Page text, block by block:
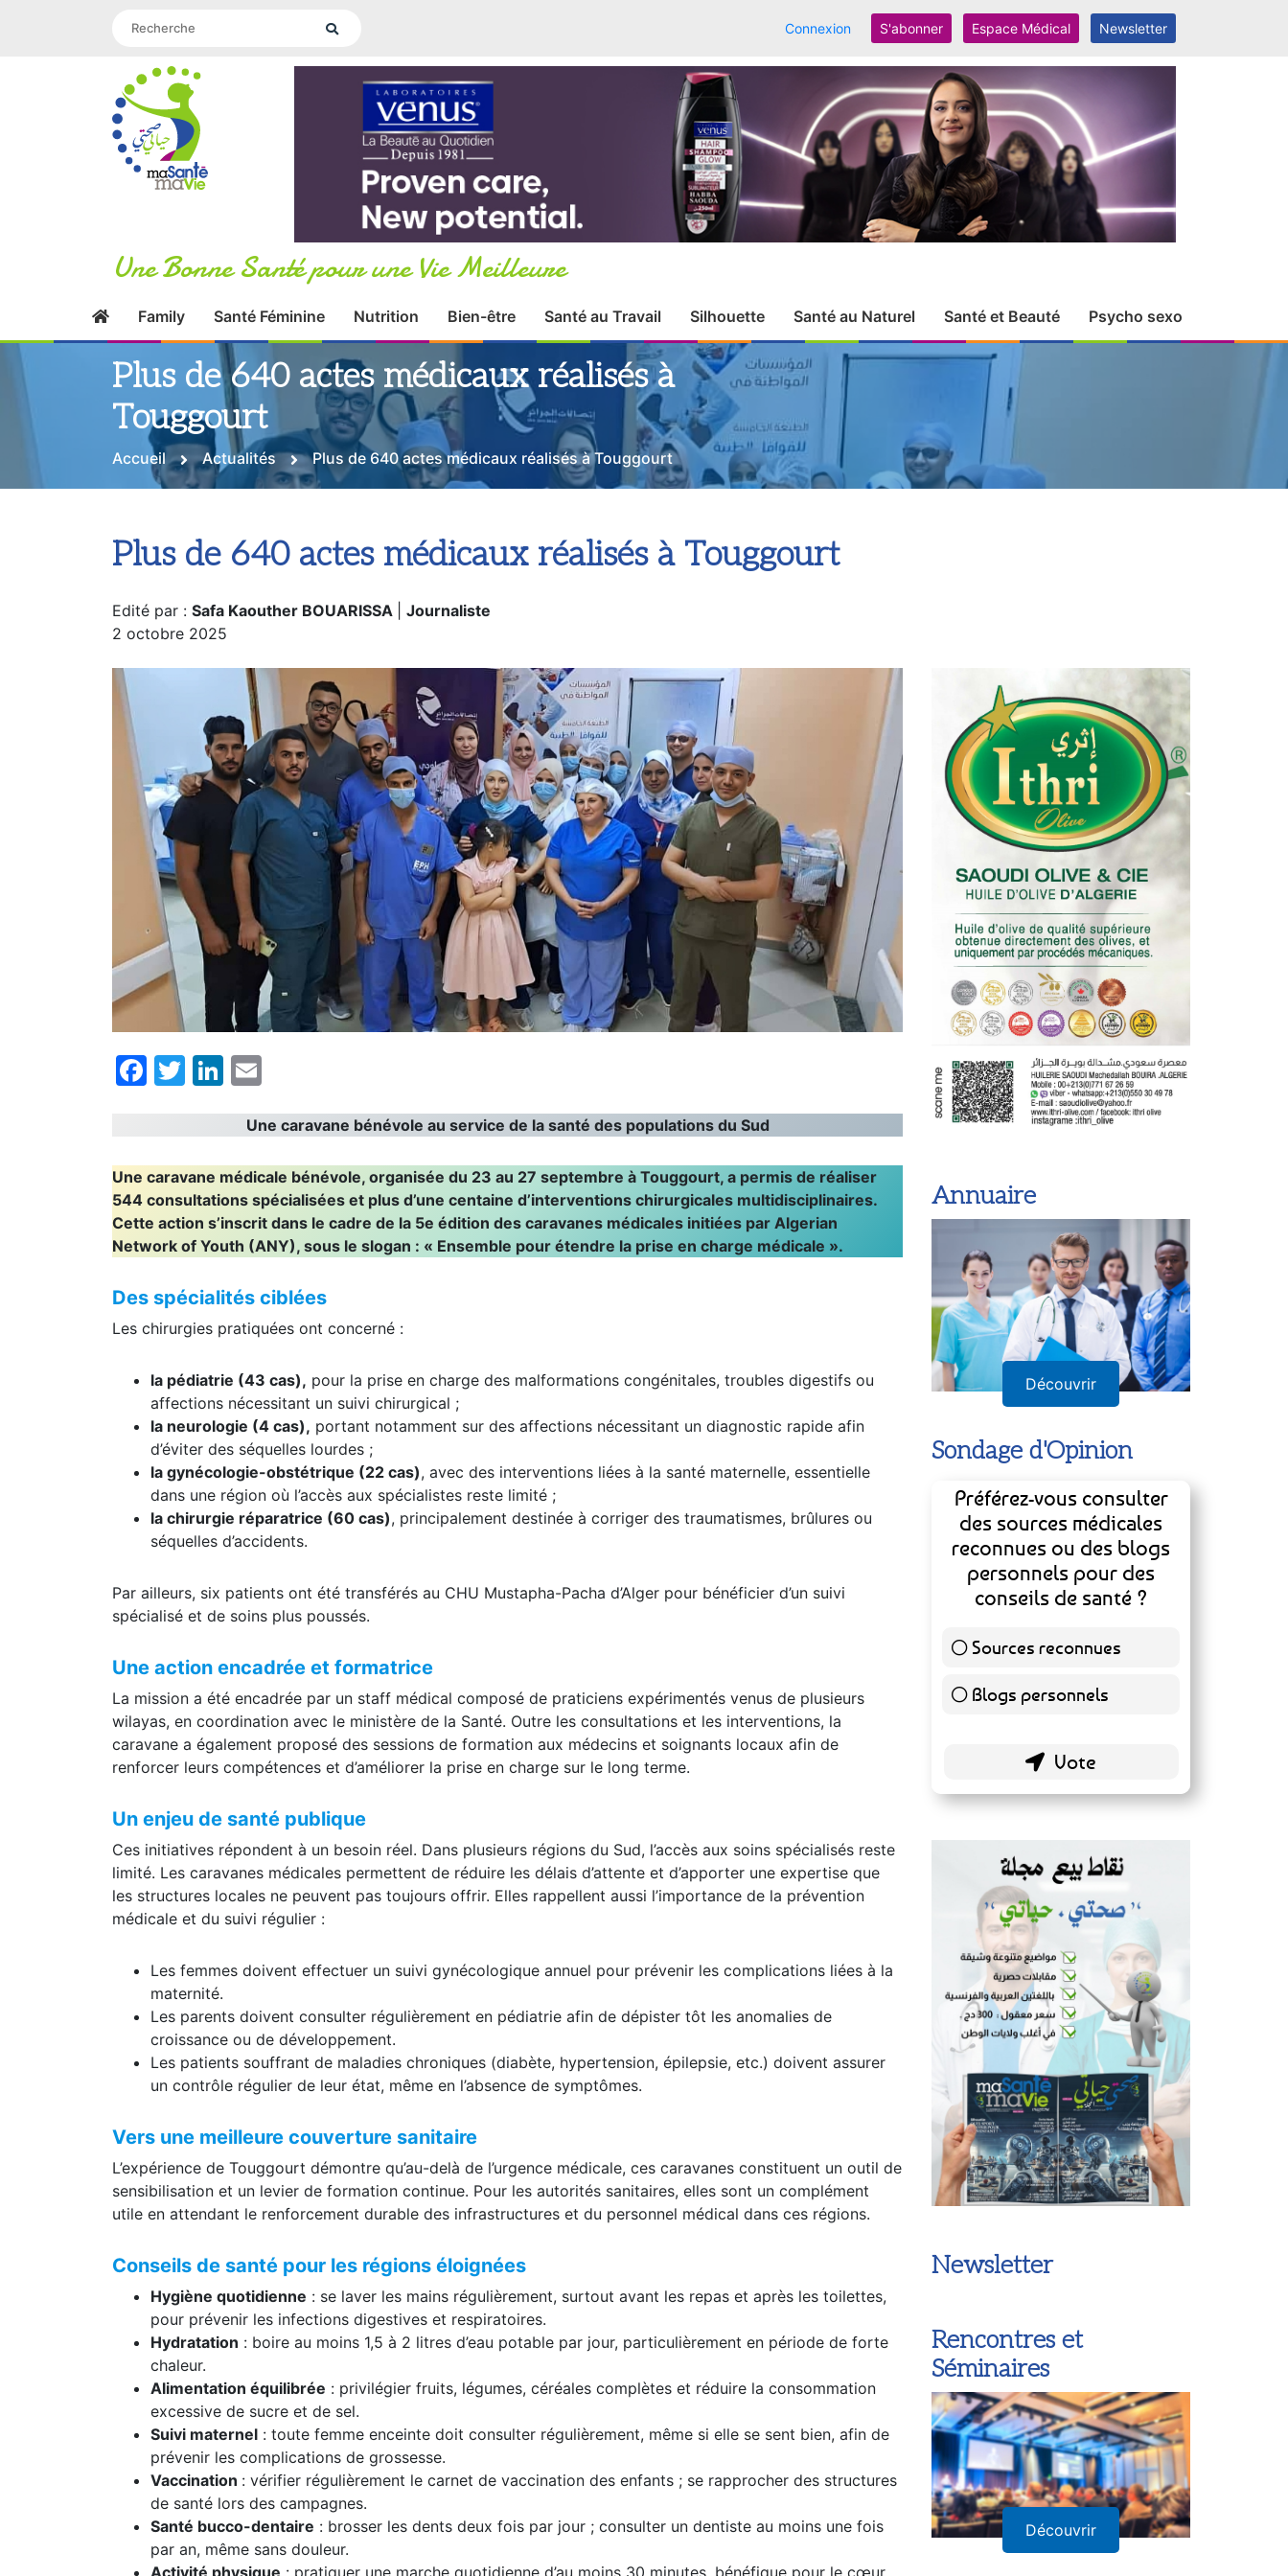
Connexion S'abonner Espace Médical Newsletter
Une Bonne Santé pour une Vie Meilleure
Family Santé Féminine Nutrition Bien-être Santé au Travail Silhouette Santé au Naturel Santé et Beauté Psycho sexo
Plus de 640 actes médicaux réalisés à
Touggourt
Accueil Actualités Plus de 640 actes médicaux réalisés à Touggourt
Plus de 640 actes médicaux réalisés à Touggourt
Edité par :Safa Kaouther BOUARISSA
Facebook
TwitterLinkedIn
Une caravane médicale bénévole, organisée du 23 au 27 septembre à Touggourt, a permis de réaliser
544 consultations spécialisées et plus d’une centaine d’interventions chirurgicales multidisciplinaires.
Cette action s’inscrit dans le cadre de la 5e édition des caravanes médicales initiées par Algerian
Des spécialités ciblées
la pédiatrie (43 cas),pour la prise en charge des malformations congénitales, troubles digestifs ou
affections nécessitant un suivi chirurgical ;
la neurologie (4 cas), portant notamment sur des affections nécessitant un diagnostic rapide afin
d’éviter des séquelles lourdes ;
la gynécologie-obstétrique (22 cas), avec des interventions liées à la santé maternelle, essentielle
dans une région où l’accès aux spécialistes reste limité ;
la chirurgie réparatrice (60 cas)
Par ailleurs, six patients ont été transférés au CHU Mustapha-Pacha d’Alger pour bénéficier d’un suivi
Une action encadrée et formatrice
La mission a été encadrée par un staff médical composé de praticiens expérimentés venus de plusieurs
wilayas, en coordination avec le ministère de la Santé. Outre les consultations et les interventions, la
caravane a également proposé des sessions de formation aux médecins et soignants locaux afin de
Un enjeu de santé publique
Ces initiatives répondent à un besoin réel. Dans plusieurs régions du Sud, l’accès aux soins spécialisés reste
limité. Les caravanes médicales permettent de réduire les délais d’attente et d’apporter une expertise que
les structures locales ne peuvent pas toujours offrir. Elles rappellent aussi l’importance de la prévention
Les femmes doivent effectuer un suivi gynécologique annuel pour prévenir les complications liées à la
maternité.
Les parents doivent consulter régulièrement en pédiatrie afin de dépister tôt les anomalies de
croissance ou de développement.
Les patients souffrant de maladies chroniques (diabète, hypertension, épilepsie, etc.) doivent assurer
Vers une meilleure couverture sanitaire
L’expérience de Touggourt démontre qu’au-delà de l’urgence médicale, ces caravanes constituent un outil de
sensibilisation et un levier de formation continue. Pour les autorités sanitaires, elles sont un complément
Conseils de santé pour les régions éloignées
Hygiène quotidienne: se laver les mains régulièrement, surtout avant les repas et après les toilettes,
pour prévenir les infections digestives et respiratoires.
Hydratation
chaleur.
Alimentation équilibrée: privilégier fruits, légumes, céréales complètes et réduire la consommation
excessive de sucre et de sel.
Suivi maternel: toute femme enceinte doit consulter régulièrement, même si elle se sent bien, afin de
prévenir les complications de grossesse.
Vaccination: vérifier régulièrement le carnet de vaccination des enfants ; se rapprocher des structures
de santé lors des campagnes.
Santé bucco-dentaire: brosser les dents deux fois par jour ; consulter un dentiste au moins une fois
par an, même sans douleur.
Annuaire
Découvrir
Sondage d'Opinion
Préférez-vous consulter
des sources médicales
personnels pour des
Blogs personnels51 ( 26.7 % )
Newsletter
Rencontres et
Séminaires